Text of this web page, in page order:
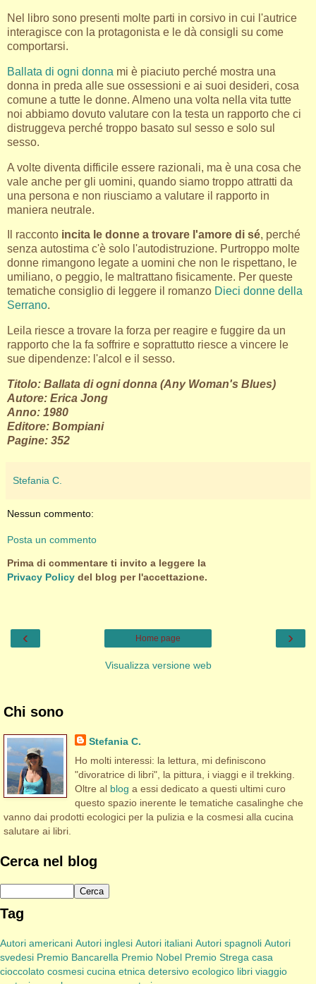
Nel libro sono presenti molte parti in corsivo in cui l'autrice
interagisce con la protagonista e le dà consigli su come
comportarsi.
Ballata di ogni donna mi è piaciuto perché mostra una
donna in preda alle sue ossessioni e ai suoi desideri, cosa
comune a tutte le donne. Almeno una volta nella vita tutte
noi abbiamo dovuto valutare con la testa un rapporto che ci
distruggeva perché troppo basato sul sesso e solo sul
sesso.
A volte diventa difficile essere razionali, ma è una cosa che
vale anche per gli uomini, quando siamo troppo attratti da
una persona e non riusciamo a valutare il rapporto in
maniera neutrale.
Il racconto incita le donne a trovare l'amore di sé, perché
senza autostima c'è solo l'autodistruzione. Purtroppo molte
donne rimangono legate a uomini che non le rispettano, le
umiliano, o peggio, le maltrattano fisicamente. Per queste
tematiche consiglio di leggere il romanzo Dieci donne della
Serrano.
Leila riesce a trovare la forza per reagire e fuggire da un
rapporto che la fa soffrire e soprattutto riesce a vincere le
sue dipendenze: l'alcol e il sesso.
Titolo: Ballata di ogni donna (Any Woman's Blues)
Autore: Erica Jong
Anno: 1980
Editore: Bompiani
Pagine: 352
Stefania C.
Nessun commento:
Posta un commento
Prima di commentare ti invito a leggere la
Privacy Policy del blog per l'accettazione.
‹ ›
Home page
Visualizza versione web
Chi sono
Stefania C.
Ho molti interessi: la lettura, mi definiscono
"divoratrice di libri", la pittura, i viaggi e il trekking.
Oltre al blog a essi dedicato a questi ultimi curo
questo spazio inerente le tematiche casalinghe che
vanno dai prodotti ecologici per la pulizia e la cosmesi alla cucina
salutare ai libri.
Cerca nel blog
Tag
Autori americani Autori inglesi Autori italiani Autori spagnoli Autori
svedesi Premio Bancarella Premio Nobel Premio Strega casa
cioccolato cosmesi cucina etnica detersivo ecologico libri viaggio